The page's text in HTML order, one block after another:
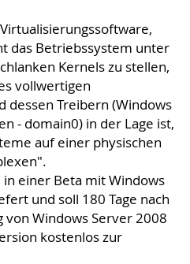
das Betriebssystem unter
Kernels zu stellen,
vollwertigen
dessen Treibern (Windows
- domain0) in der Lage ist,
auf einer physischen
einer Beta mit Windows
und soll 180 Tage nach
Windows Server 2008
kostenlos zur